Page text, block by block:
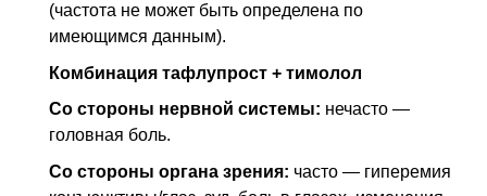
(частота не может быть определена по
имеющимся данным).
Комбинация тафлупрост + тимолол
Со стороны нервной системы: нечасто —
головная боль.
Со стороны органа зрения: часто — гиперемия